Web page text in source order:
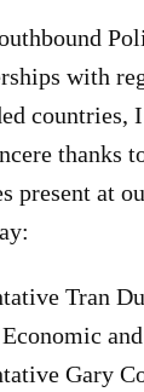
with
countries,
thanks
present at
Tran
Gary